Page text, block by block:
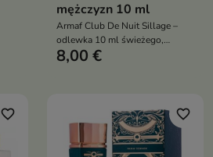
mężczyzn 10 ml
Armaf Club De Nuit Sillage –
odlewka 10 ml świeżego,
eleganckiego męskiego zapachu,
8,00 €
favorite_border favorite_border